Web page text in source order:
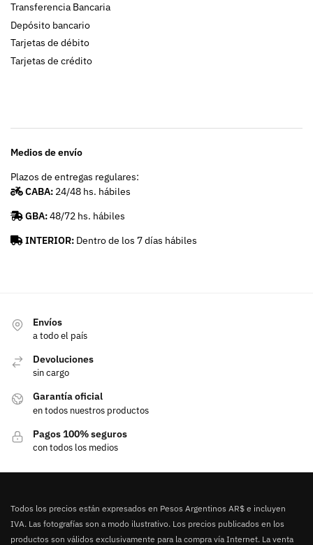
Transferencia Bancaria
Depósito bancario
Tarjetas de débito
Tarjetas de crédito
Medios de envío
Plazos de entregas regulares:
CABA: 24/48 hs. hábiles
GBA:48/72 hs. hábiles
INTERIOR: Dentro de los 7 días hábiles
Envíos
a todo el país
Devoluciones
sin cargo
Garantía oficial
en todos nuestros productos
Pagos 100% seguros
con todos los medios
Todos los precios están expresados en Pesos Argentinos AR$ e incluyen
IVA. Las fotografías son a modo ilustrativo. Los precios publicados en los
productos son válidos exclusivamente para la compra vía Internet. La venta